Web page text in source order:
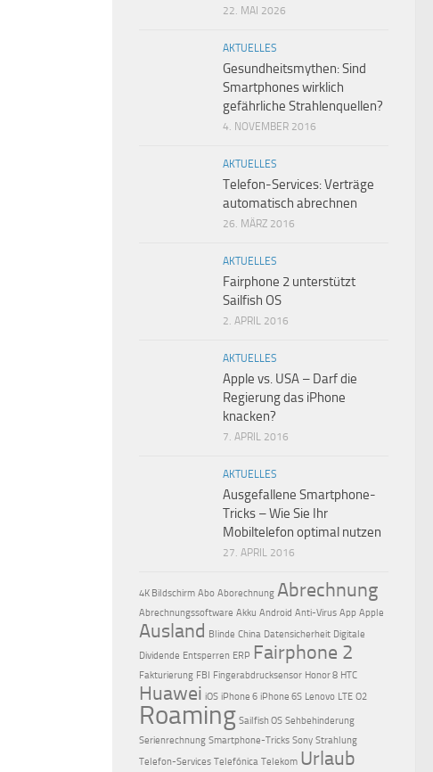
22. MAI 2026
AKTUELLES
Gesundheitsmythen: Sind
Smartphones wirklich
gefährliche Strahlenquellen?
4. NOVEMBER 2016
AKTUELLES
Telefon-Services: Verträge
automatisch abrechnen
26. MÄRZ 2016
AKTUELLES
Fairphone 2 unterstützt
Sailfish OS
2. APRIL 2016
AKTUELLES
Apple vs. USA – Darf die
Regierung das iPhone
knacken?
7. APRIL 2016
AKTUELLES
Ausgefallene Smartphone-
Tricks – Wie Sie Ihr
Mobiltelefon optimal nutzen
27. APRIL 2016
4K Bildschirm Abo Aborechnung Abrechnung
Abrechnungssoftware Akku Android Anti-Virus App Apple
Ausland Blinde China Datensicherheit Digitale
Dividende Entsperren ERP Fairphone 2
Fakturierung FBI Fingerabdrucksensor Honor 8 HTC
Huawei iOS iPhone 6 iPhone 6S Lenovo LTE O2
Roaming Sailfish OS Sehbehinderung
Serienrechnung Smartphone-Tricks Sony Strahlung
Telefon-Services Telefónica Telekom Urlaub